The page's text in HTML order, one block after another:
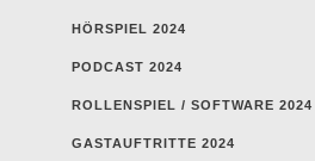
HÖRSPIEL 2024
PODCAST 2024
ROLLENSPIEL / SOFTWARE 2024
GASTAUFTRITTE 2024